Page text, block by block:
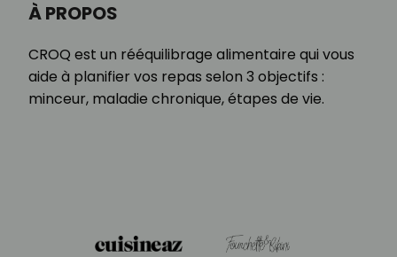
À PROPOS
CROQ est un rééquilibrage alimentaire qui vous
aide à planifier vos repas selon 3 objectifs :
minceur, maladie chronique, étapes de vie.